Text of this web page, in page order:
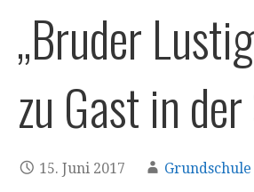
„Bruder
zu Gast in
15. Juni 2017